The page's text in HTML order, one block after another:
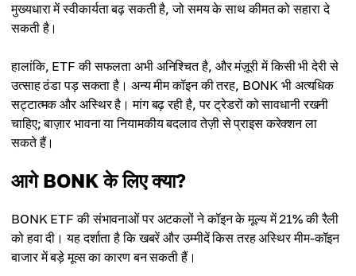
मुख्यधारा में स्वीकार्यता बढ़ सकती है, जो समय के साथ कीमत को सहारा दे
सकती है।
हालांकि, ETF की सफलता अभी अनिश्चित है, और मंज़ूरी में किसी भी देरी से
उत्साह ठंडा पड़ सकता है। अन्य मीम कॉइन की तरह, BONK भी अत्यधिक
सट्टात्मक और अस्थिर है। मांग बढ़ रही है, पर ट्रेडरों को सावधानी रखनी
चाहिए; बाज़ार भावना या नियामकीय बदलाव तेज़ी से प्राइस करेक्शन ला
सकते हैं।
आगे BONK के लिए क्या?
BONK ETF की संभावनाओं पर अटकलों ने कॉइन के मूल्य में 21% की रैली
को हवा दी। यह दर्शाता है कि खबरें और उम्मीदें किस तरह अस्थिर मीम-कॉइन
बाजार में बड़े मूव्स का कारण बन सकती हैं।